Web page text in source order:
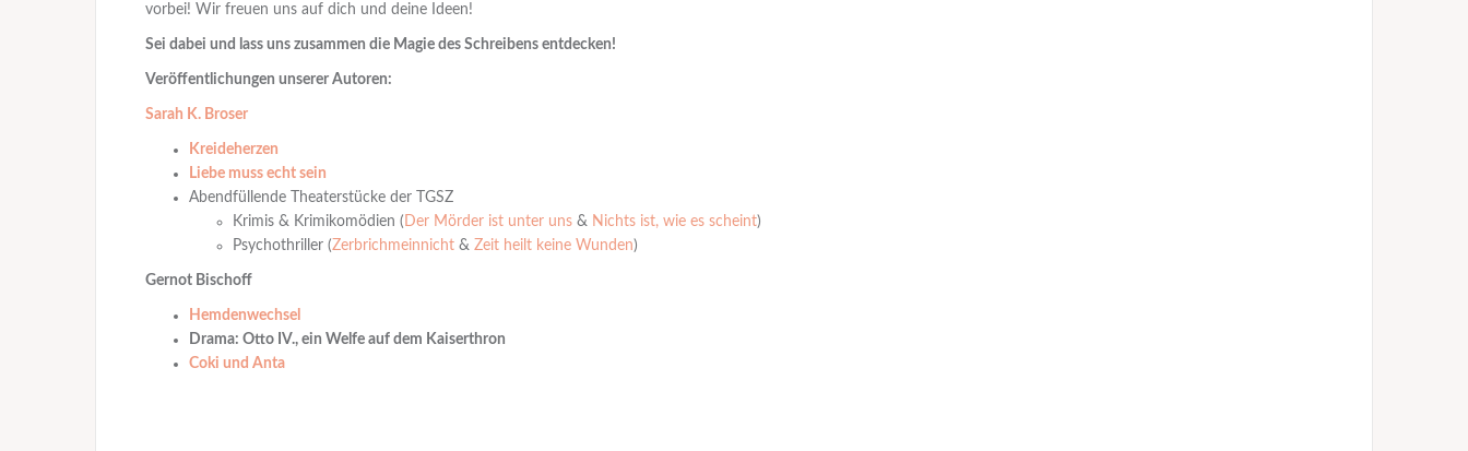
vorbei! Wir freuen uns auf dich und deine Ideen!
Sei dabei und lass uns zusammen die Magie des Schreibens entdecken!
Veröffentlichungen unserer Autoren:
Sarah K. Broser
Kreideherzen
Liebe muss echt sein
Abendfüllende Theaterstücke der TGSZ
Krimis & Krimikomödien ( Der Mörder ist unter uns & Nichts ist, wie es scheint)
Psychothriller (Zerbrichmeinnicht & Zeit heilt keine Wunden)
Gernot Bischoff
Hemdenwechsel
Drama: Otto IV., ein Welfe auf dem Kaiserthron
Coki und Anta